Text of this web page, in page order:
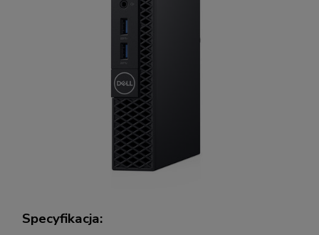
Specyfikacja: